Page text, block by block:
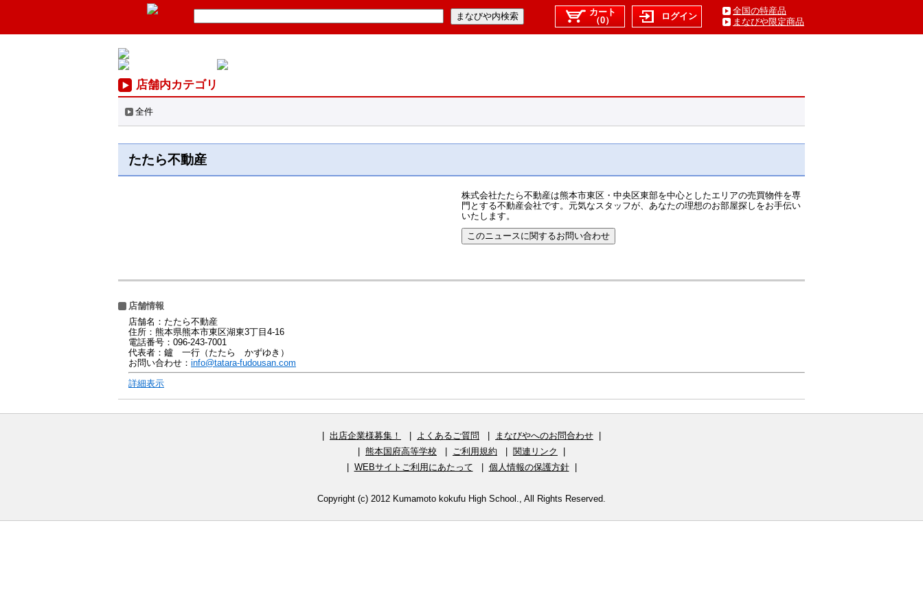
カート
（0）
ログイン
全国の特産品
まなびや限定商品
店舗内カテゴリ
全件
たたら不動産
株式会社たたら不動産は熊本市東区・中央区東部を中心としたエリアの売買物件を専
門とする不動産会社です。元気なスタッフが、あなたの理想のお部屋探しをお手伝い
いたします。
店舗情報
店舗名：たたら不動産
住所：熊本県熊本市東区湖東3丁目4-16
電話番号：096-243-7001
代表者：鑪 一行（たたら かずゆき）
お問い合わせ： info@tatara-fudousan.com
詳細表示
出店企業様募集！ よくあるご質問 まなびやへのお問合わせ
熊本国府高等学校 ご利用規約 関連リンク
WEBサイトご利用にあたって 個人情報の保護方針|
Copyright (c) 2012 Kumamoto kokufu High School., All Rights Reserved.